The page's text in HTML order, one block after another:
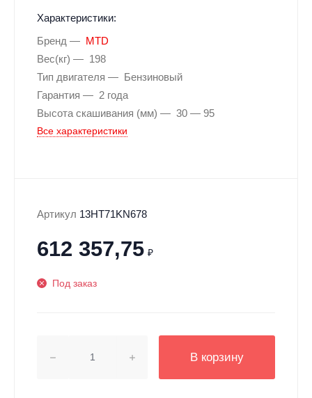
Характеристики:
Бренд
MTD
Вес(кг)
198
Тип двигателя
Бензиновый
Гарантия
2 года
Высота скашивания (мм)
30 — 95
Все характеристики
Артикул 13HT71KN678
612 357,75 ₽
Под заказ
В корзину